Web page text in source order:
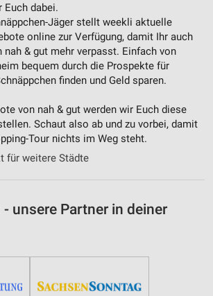
dabei.
Jäger stellt weekli aktuelle
online zur Verfügung, damit Ihr auch
nah & gut mehr verpasst. Einfach von
bequem durch die Prospekte für
finden und Geld sparen.
von nah & gut werden wir Euch diese
Schaut also ab und zu vorbei, damit
Tour nichts im Weg steht.
für weitere Städte
unsere Partner in deiner
Standortdaten
aktiv angeforderten